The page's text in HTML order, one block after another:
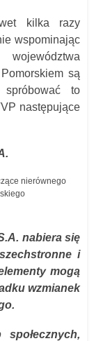
kilka razy
wspominając
są
to
następujące
nierównego
nabiera się
i
mogą
wzmianek